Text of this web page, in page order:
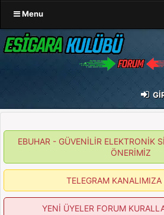
Menu
EBUHAR - GÜVENİLİR ELEKTRONİK
ÖNERİMİZ
TELEGRAM
YENİ ÜYELER FORUM